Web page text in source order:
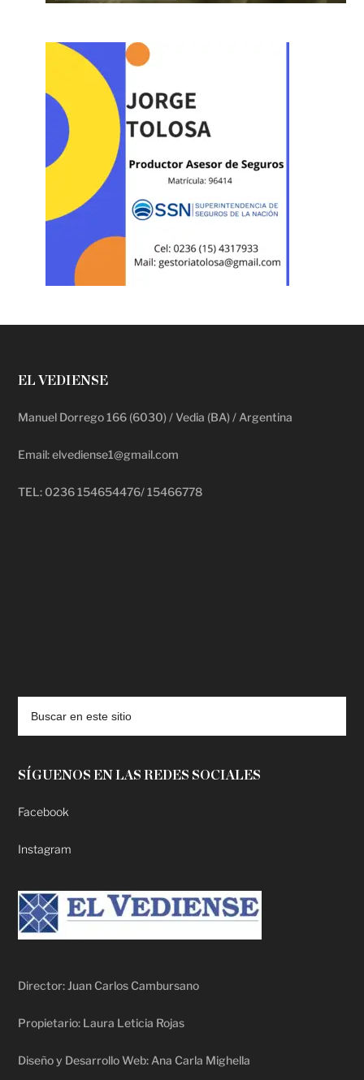
EL VEDIENSE
Manuel Dorrego 166 (6030) / Vedia (BA) / Argentina
Email: elvediense1@gmail.com
TEL: 0236 154654476/ 15466778
SÍGUENOS EN LAS REDES SOCIALES
Facebook
Instagram
Director: Juan Carlos Cambursano
Propietario: Laura Leticia Rojas
Diseño y Desarrollo Web: Ana Carla Mighella